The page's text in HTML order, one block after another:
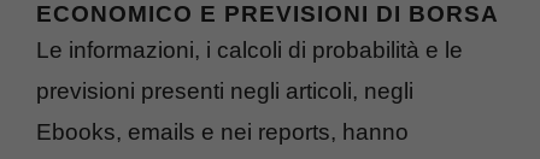
ECONOMICO E PREVISIONI DI BORSA
Le informazioni, i calcoli di probabilità e le
previsioni presenti negli articoli, negli
Ebooks, emails e nei reports, hanno